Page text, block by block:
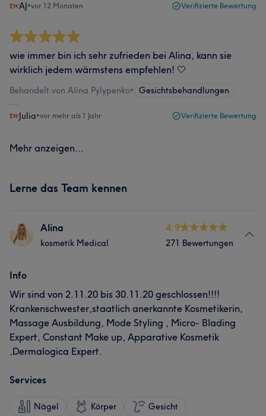
AJ•vor 12 Monaten Verifizierte Bewertung
wie immer bin ich sehr zufrieden bei Alina, kann sie
wirklich jedem wärmstens empfehlen! 🤍
Behandelt von Alina Pylypenko• Gesichtsbehandlungen
Julia•vor mehr als 1 Jahr Verifizierte Bewertung
Mehr anzeigen...
Lerne das Team kennen
Alina
kosmetik Medical
4.9
271 Bewertungen
Info
Wir sind von 2.11.20 bis 30.11.20 geschlossen!!!!
Krankenschwester,staatlich anerkannte Kosmetikerin,
Massage Ausbildung, Mode Styling , Micro- Blading
Expert, Constant Make up, Apparative Kosmetik
,Dermalogica Expert.
Services
Nägel Körper Gesicht